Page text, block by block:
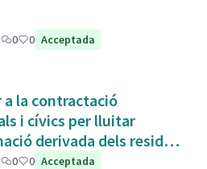
0 0 Acceptada
a la contractació
i cívics per lluitar
derivada dels residus
0 0 Acceptada